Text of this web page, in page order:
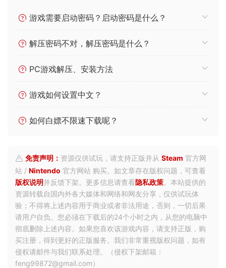
游戏需要启动密码？启动密码是什么？
解压密码不对，解压密码是什么？
PC游戏解压、安装方法
游戏如何设置中文？
如何白嫖不限速下载呢？
免责声明： 资源仅供试玩，请支持正版并从 Steam 官方网
站 / Nintendo 官方网站 购买。如文章存在版权问题，可查看
版权说明并反馈下架。更多信息请查看隐私政策。本站提供的
资源转载自国内外各大媒体和网络和网友分享，仅供试玩体
验；不得将上述内容用于商业或者非法用途，否则，一切后果
请用户自负。您必须在下载后的24个小时之内，从您的电脑中
彻底删除上述内容。如果您喜欢该游戏内容，请支持正版，购
买注册，得到更好的正版服务。我们非常重视版权问题，如有
侵权请邮件与我们联系处理。（侵权下架邮箱：
feng99872@gmail.com）